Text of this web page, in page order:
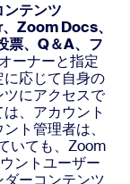
テンツ
Zoom Docs、
、Q＆A、フ
ーナーと指定
応じて自身の
にアクセスで
、アカウント
ト管理者は、
いても、Zoom
ントユーザー
ーコンテンツ